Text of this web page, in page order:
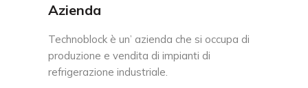
Azienda
Technoblock è un’ azienda che si occupa di
produzione e vendita di impianti di
refrigerazione industriale.